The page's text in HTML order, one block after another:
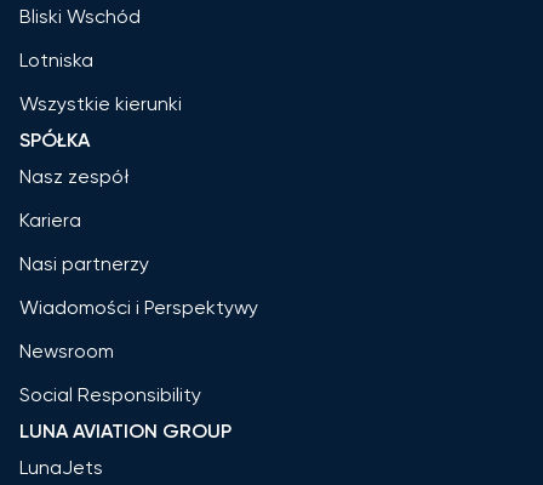
Bliski Wschód
Lotniska
Wszystkie kierunki
SPÓŁKA
Nasz zespół
Kariera
Nasi partnerzy
Wiadomości i Perspektywy
Newsroom
Social Responsibility
LUNA AVIATION GROUP
LunaJets